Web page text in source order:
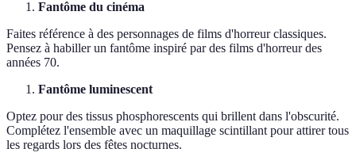
Fantôme du cinéma
Faites référence à des personnages de films d'horreur classiques.
Pensez à habiller un fantôme inspiré par des films d'horreur des
années 70.
Fantôme luminescent
Optez pour des tissus phosphorescents qui brillent dans l'obscurité.
Complétez l'ensemble avec un maquillage scintillant pour attirer tous
les regards lors des fêtes nocturnes.